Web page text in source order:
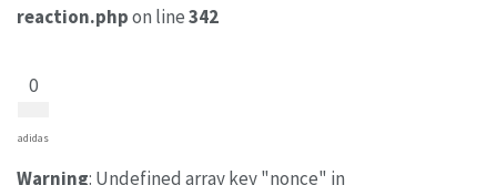
reaction.phpon line342
0
adidas
Warning: Undefined array key "nonce" in